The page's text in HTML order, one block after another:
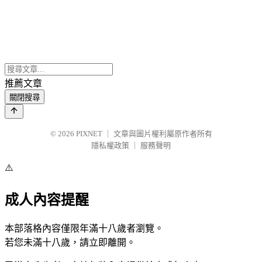
推薦文章
關閉搜尋
© 2026 PIXNET
文章與圖片權利屬原作者所有
隱私權政策
服務聲明
⚠️
成人內容提醒
本部落格內容僅限年滿十八歲者瀏覽。
若您未滿十八歲，請立即離開。